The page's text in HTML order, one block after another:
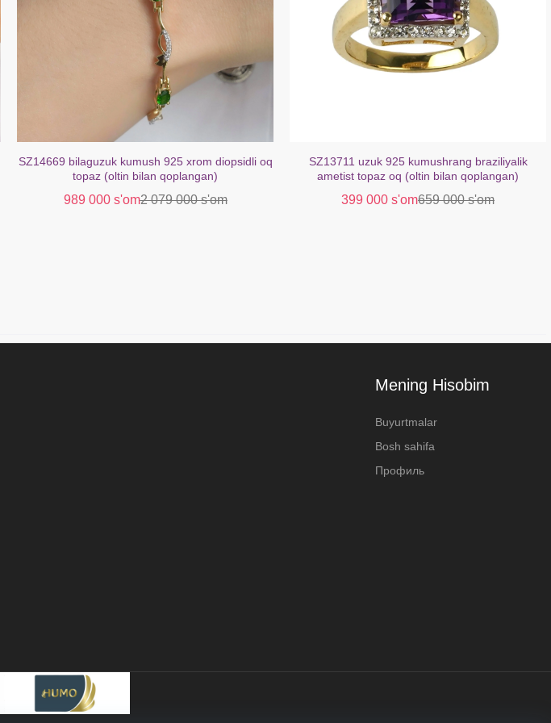
SZ14669 bilaguzuk kumush 925 xrom diopsidli oq
topaz (oltin bilan qoplangan)
989 000 s'om2 079 000 s'om
SZ13711 uzuk 925 kumushrang braziliyalik
ametist topaz oq (oltin bilan qoplangan)
399 000 s'om659 000 s'om
Mening Hisobim
Buyurtmalar
Bosh sahifa
Профиль